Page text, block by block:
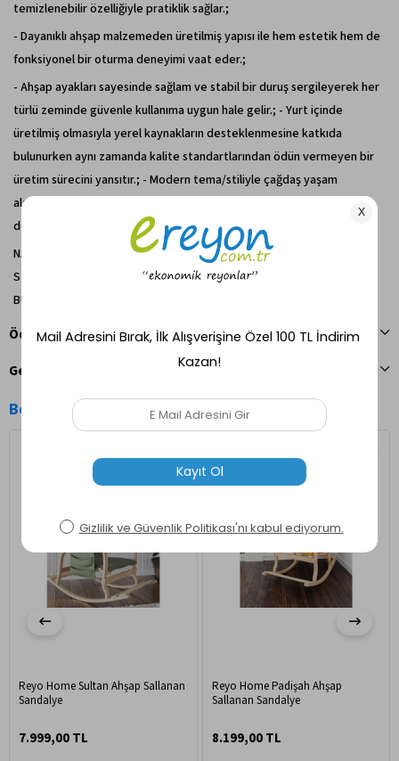
temizlenebilir özelliğiyle pratiklik sağlar.;
- Dayanıklı ahşap malzemeden üretilmiş yapısı ile hem estetik hem de
fonksiyonel bir oturma deneyimi vaat eder.;
- Ahşap ayakları sayesinde sağlam ve stabil bir duruş sergileyerek her
türlü zeminde güvenle kullanıma uygun hale gelir.; - Yurt içinde
üretilmiş olmasıyla yerel kaynakların desteklenmesine katkıda
bulunurken aynı zamanda kalite standartlarından ödün vermeyen bir
üretim sürecini yansıtır.; - Modern tema/stiliyle çağdaş yaşam
alanlarına mükemmel uyum sağlayarak mekanınıza sofistike bir
dokunuş ekler.;
NATUREL ,AÇIK CEVİZ ,KOUU CEVİZ,WENGE SİYAH,LAKE BEYAZ VE LAKE
SİYAH AHŞAP RENKLERİ İLE KUMAŞIZI ZEVKİNİZE GÖRE AHŞAP İLE
BÜTÜNLEYEBİLİRİSİNİZ.
Ödeme Seçenekleri
Geri Bildirim Gönder
Benzer Ürünler
Reyo Home Sultan Ahşap Sallanan
Sandalye
7.999,00 TL
Reyo Home Padişah Ahşap
Sallanan Sandalye
8.199,00 TL